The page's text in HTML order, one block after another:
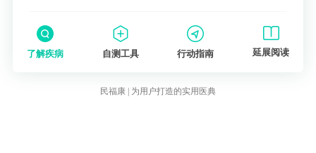
了解疾病 自测工具 行动指南 延展阅读
民福康 | 为用户打造的实用医典